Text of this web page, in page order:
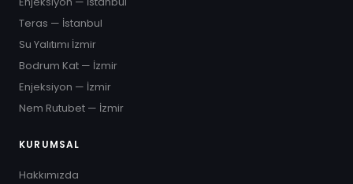
Teras — İstanbul
Su Yalıtımı İzmir
Bodrum Kat — İzmir
Enjeksiyon — İzmir
Nem Rutubet — İzmir
KURUMSAL
Hakkımızda